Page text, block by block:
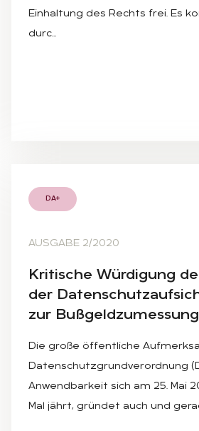
Einhaltung des Rechts frei. Es
durc…
DA+
AUSGABE 2/2020
Kri­ti­sche Wür­di­gung
der
zur Buß­geld­zu­mes­sung
Die große öffentliche
Datenschutzgrundverordnung
Anwendbarkeit sich am 25. Mai
Mal jährt, gründet auch und